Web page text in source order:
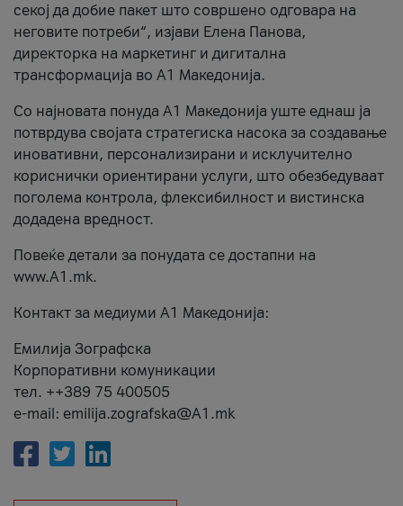
секој да добие пакет што совршено одговара на
неговите потреби“, изјави Елена Панова,
директорка на маркетинг и дигитална
трансформација во А1 Македонија.
Со најновата понуда А1 Македонија уште еднаш ја
потврдува својата стратегиска насока за создавање
иновативни, персонализирани и исклучително
кориснички ориентирани услуги, што обезбедуваат
поголема контрола, флексибилност и вистинска
додадена вредност.
Повеќе детали за понудата се достапни на
www.А1.mk.
Контакт за медиуми А1 Македонија:
Емилија Зографска
Корпоративни комуникации
тел. ++389 75 400505
e-mail: emilija.zografska@A1.mk